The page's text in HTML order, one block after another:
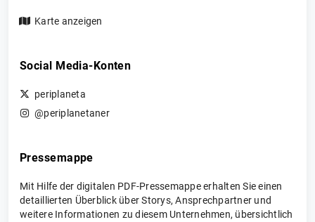
Karte anzeigen
Social Media-Konten
periplaneta
@periplanetaner
Pressemappe
Mit Hilfe der digitalen PDF-Pressemappe erhalten Sie einen
detaillierten Überblick über Storys, Ansprechpartner und
weitere Informationen zu diesem Unternehmen, übersichtlich